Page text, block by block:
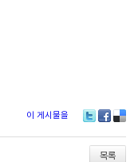
이 게시물을
목록